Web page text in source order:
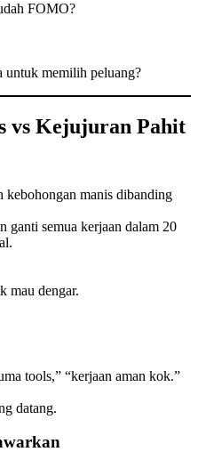
FOMO?
untuk memilih peluang?
vs Kejujuran Pahit
kebohongan manis dibanding
semua kerjaan dalam 20
mau dengar.
tools,” “kerjaan aman kok.”
datang.